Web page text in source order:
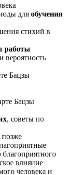
для обучения
стихий в
работы
вероятность
Бацзы
Бацзы
, советы по
влияние
человека и